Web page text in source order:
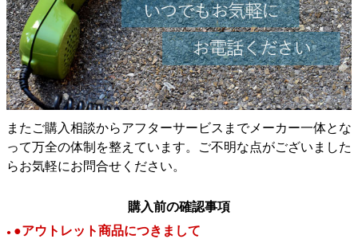
またご購入相談からアフターサービスまでメーカー一体とな
って万全の体制を整えています。ご不明な点がございました
らお気軽にお問合せください。
購入前の確認事項
● ●アウトレット商品につきまして